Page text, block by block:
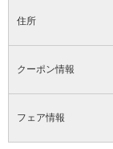
住所
クーポン情報
フェア情報